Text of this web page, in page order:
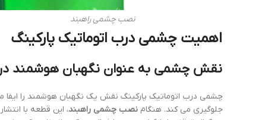
نصب چشمی راهبند
اهمیت چشمی درب اتوماتیک پارکینگ
نقش چشمی به عنوان نگهبان هوشمند
چشمی درب اتوماتیک پارکینگ نقش یک نگهبان هوشمند را ایفا می
جلوگیری می کند. هنگام نصب چشمی راهبند، این قطعه با